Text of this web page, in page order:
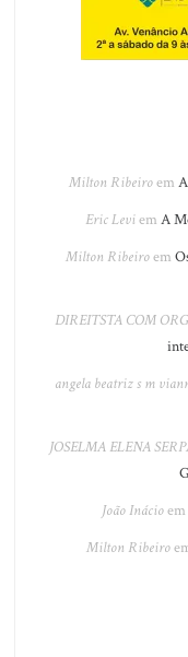
Milton Ribeiroem
Eric Leviem A
Milton Ribeiroem
DIREITSTA COM
angela beatriz s m
JOSELMA ELENA
João Inácioem
Milton Ribeiro